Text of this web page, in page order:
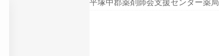
平塚中郡薬剤師会支援センター薬局